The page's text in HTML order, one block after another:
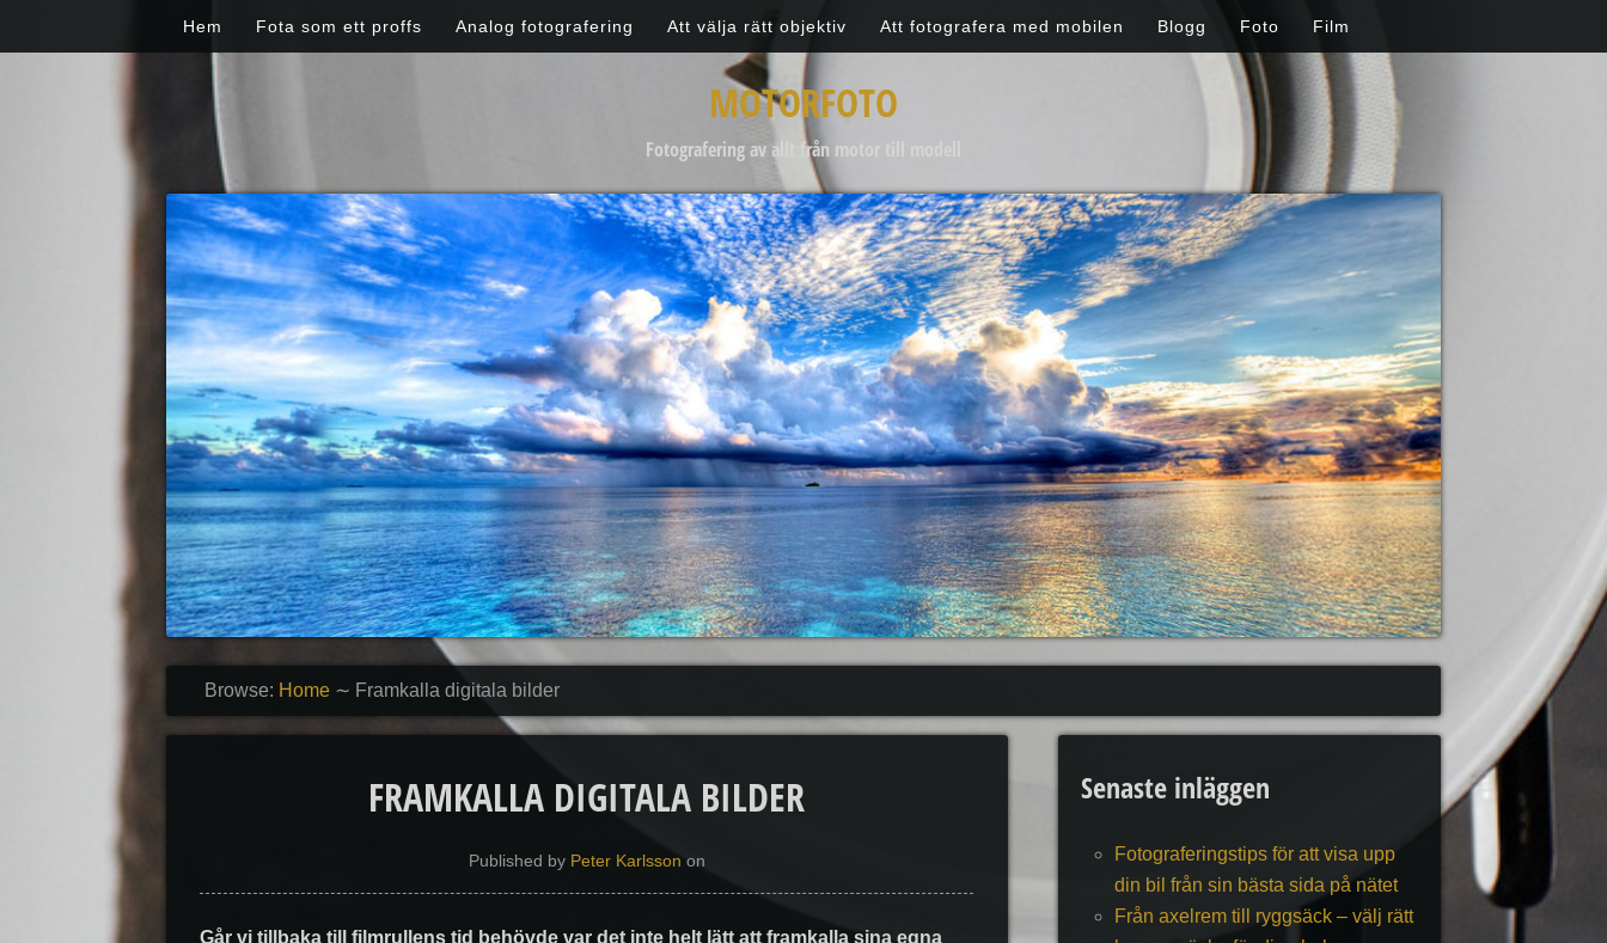
Hem Fota som ett proffs Analog fotografering Att välja rätt objektiv Att fotografera med mobilen Blogg Foto Film
MOTORFOTO
Fotografering av allt från motor till modell
Browse: Home ∼ Framkalla digitala bilder
FRAMKALLA DIGITALA BILDER
Published by Peter Karlsson on
Går vi tillbaka till filmrullens tid behövde var det inte helt lätt att framkalla sina egna
Senaste inläggen
Fotograferingstips för att visa upp
din bil från sin bästa sida på nätet
Från axelrem till ryggsäck – välj rätt